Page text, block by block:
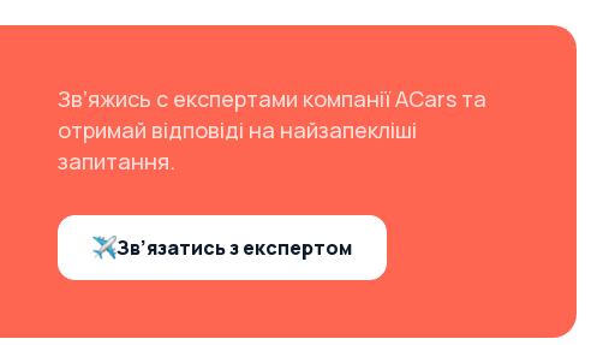
Зв’яжись с експертами компанії ACars та
отримай відповіді на найзапекліші
запитання.
Зв’язатись з експертом